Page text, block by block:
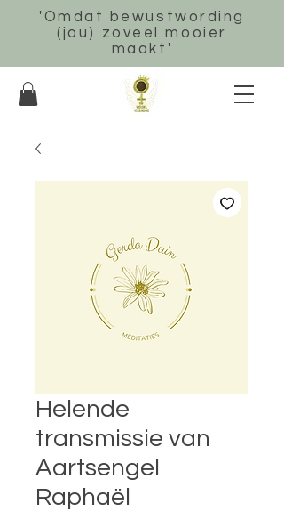
'Omdat bewustwording
(jou) zoveel mooier
maakt'
Helende
transmissie van
Aartsengel
Raphaël